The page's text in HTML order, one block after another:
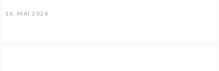
16. MAI 2026